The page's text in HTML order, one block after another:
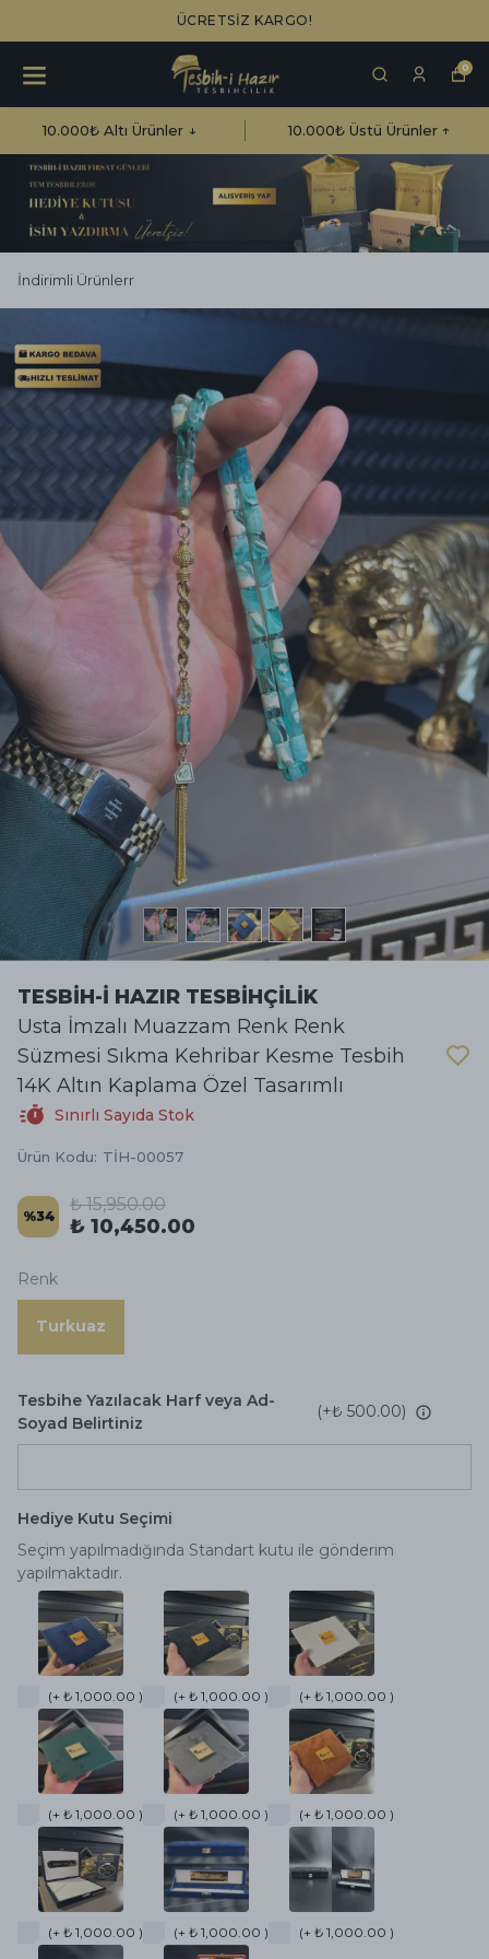
ÜCRETSİZ KARGO!
0
10.000₺ Altı Ürünler ↓ 10.000₺ Üstü Ürünler ↑
İndirimli Ürünlerr
TESBİH-İ HAZIR TESBİHÇİLİK
Usta İmzalı Muazzam Renk Renk
Süzmesi Sıkma Kehribar Kesme Tesbih
14K Altın Kaplama Özel Tasarımlı
Sınırlı Sayıda Stok
Ürün Kodu: TİH-00057
%34
₺ 15,950.00
₺ 10,450.00
Renk
Turkuaz
Tesbihe Yazılacak Harf veya Ad-
Soyad Belirtiniz
(+₺ 500.00)
Hediye Kutu Seçimi
Seçim yapılmadığında Standart kutu ile gönderim
yapılmaktadır.
(+ ₺ 1,000.00 ) (+ ₺ 1,000.00 ) (+ ₺ 1,000.00 )
(+ ₺ 1,000.00 ) (+ ₺ 1,000.00 ) (+ ₺ 1,000.00 )
(+ ₺ 1,000.00 ) (+ ₺ 1,000.00 ) (+ ₺ 1,000.00 )